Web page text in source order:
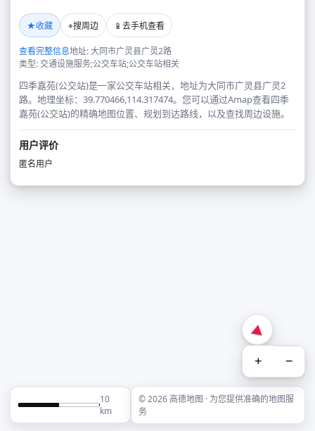
★收藏 ⌖搜周边 📱 去手机查看
查看完整信息地址: 大同市广灵县广灵2路
类型: 交通设施服务;公交车站;公交车站相关
四季嘉苑(公交站)是一家公交车站相关，地址为大同市广灵县广灵2
路。地理坐标：39.770466,114.317474。您可以通过Amap查看四季
嘉苑(公交站)的精确地图位置、规划到达路线，以及查找周边设施。
用户评价
匿名用户
+ −
10
km
© 2026 高德地图 · 为您提供准确的地图服
务